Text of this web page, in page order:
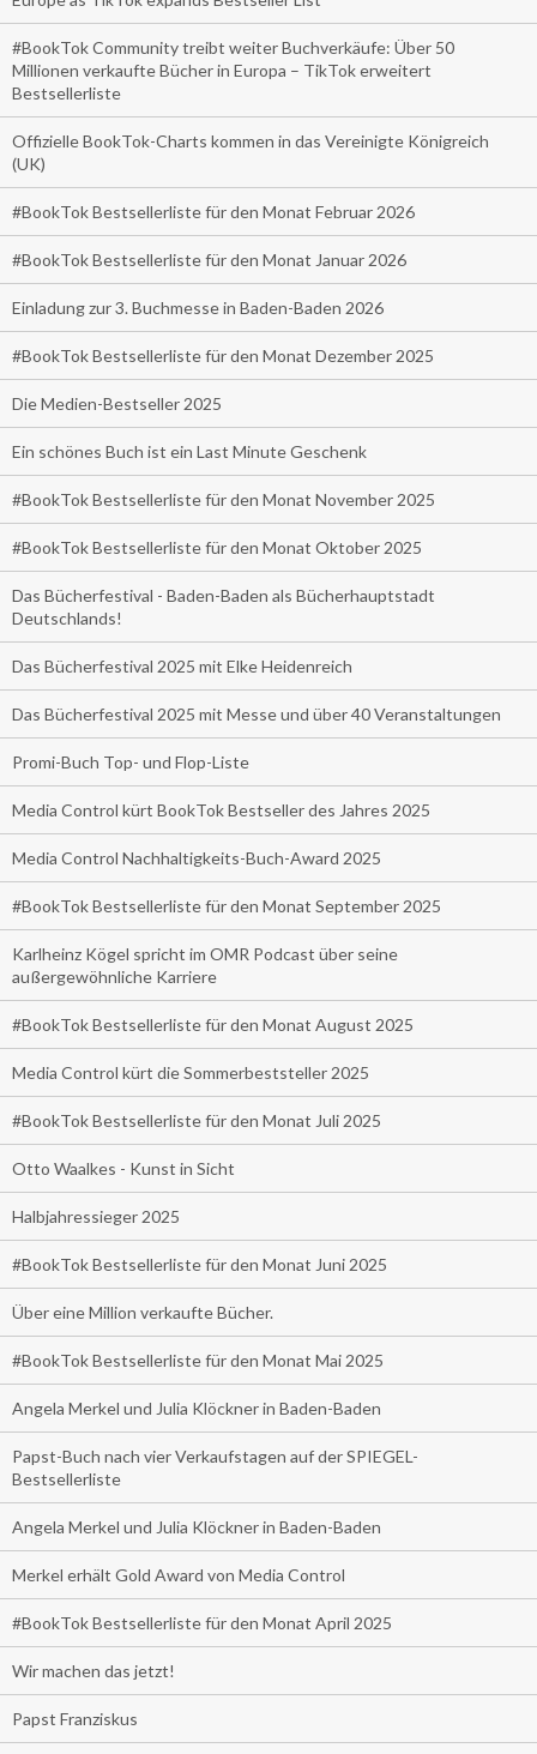
#BookTok Community treibt weiter Buchverkäufe: Über 50
Millionen verkaufte Bücher in Europa – TikTok erweitert
Bestsellerliste
Offizielle BookTok-Charts kommen in das Vereinigte Königreich
(UK)
#BookTok Bestsellerliste für den Monat Februar 2026
#BookTok Bestsellerliste für den Monat Januar 2026
Einladung zur 3. Buchmesse in Baden-Baden 2026
#BookTok Bestsellerliste für den Monat Dezember 2025
Die Medien-Bestseller 2025
Ein schönes Buch ist ein Last Minute Geschenk
#BookTok Bestsellerliste für den Monat November 2025
#BookTok Bestsellerliste für den Monat Oktober 2025
Das Bücherfestival - Baden-Baden als Bücherhauptstadt
Deutschlands!
Das Bücherfestival 2025 mit Elke Heidenreich
Das Bücherfestival 2025 mit Messe und über 40 Veranstaltungen
Promi-Buch Top- und Flop-Liste
Media Control kürt BookTok Bestseller des Jahres 2025
Media Control Nachhaltigkeits-Buch-Award 2025
#BookTok Bestsellerliste für den Monat September 2025
Karlheinz Kögel spricht im OMR Podcast über seine
außergewöhnliche Karriere
#BookTok Bestsellerliste für den Monat August 2025
Media Control kürt die Sommerbeststeller 2025
#BookTok Bestsellerliste für den Monat Juli 2025
Otto Waalkes - Kunst in Sicht
Halbjahressieger 2025
#BookTok Bestsellerliste für den Monat Juni 2025
Über eine Million verkaufte Bücher.
#BookTok Bestsellerliste für den Monat Mai 2025
Angela Merkel und Julia Klöckner in Baden-Baden
Papst-Buch nach vier Verkaufstagen auf der SPIEGEL-
Bestsellerliste
Angela Merkel und Julia Klöckner in Baden-Baden
Merkel erhält Gold Award von Media Control
#BookTok Bestsellerliste für den Monat April 2025
Wir machen das jetzt!
Papst Franziskus